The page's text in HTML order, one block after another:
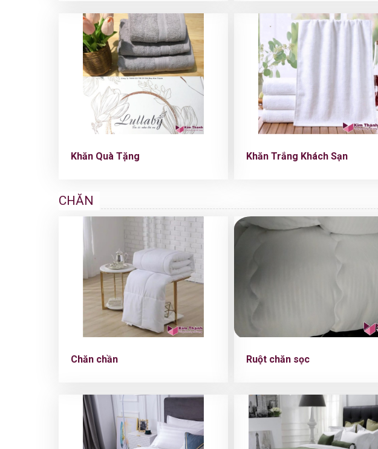
Khăn Quà Tặng Khăn Trắng Khách Sạn
CHĂN
Chăn chần Ruột chăn sọc